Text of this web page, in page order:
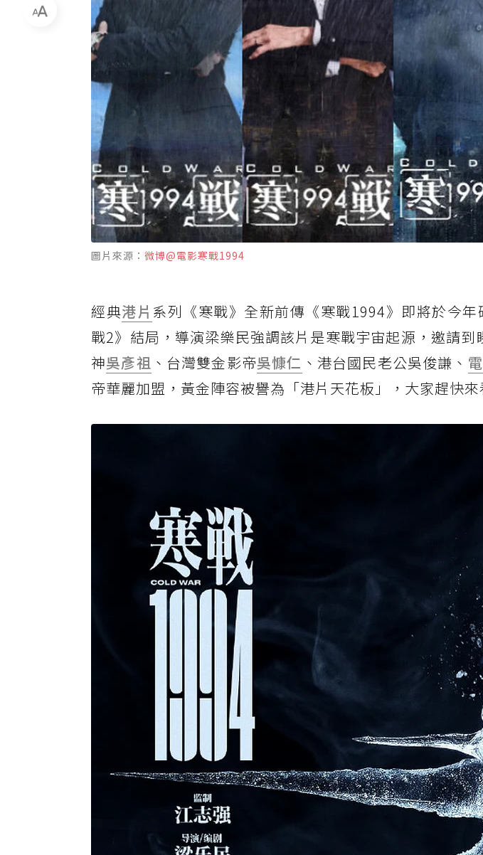
圖片來源： 微博@電影寒戰1994
經典港片 系列《寒戰》全新前傳《寒戰1994》即將於今
戰2》結局，導演梁樂民強調該片是寒戰宇宙起源，邀請
神吳彥祖 、台灣雙金影帝吳慷仁 、港台國民老公吳俊謙、
帝華麗加盟，黃金陣容被譽為「港片天花板」，大家趕快來